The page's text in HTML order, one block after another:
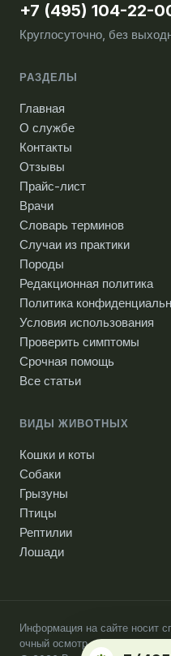
+7 (495) 104-22-
Круглосуточно, без
РАЗДЕЛЫ
Главная
О службе
Контакты
Отзывы
Прайс-лист
Врачи
Словарь терминов
Случаи из практики
Породы
Редакционная политика
Политика
Условия использования
Проверить симптомы
Срочная помощь
Все статьи
ВИДЫ ЖИВОТНЫХ
Кошки и коты
Собаки
Грызуны
Птицы
Рептилии
Лошади
Информация на сайте носит
очный осмотр ветеринарного